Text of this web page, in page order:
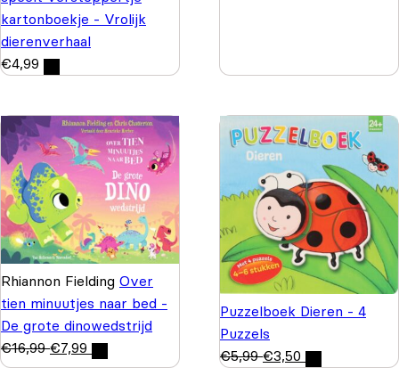
kartonboekje - Vrolijk
dierenverhaal
€4,99
Rhiannon Fielding Over
tien minuutjes naar bed -
De grote dinowedstrijd
€16,99 €7,99
Puzzelboek Dieren - 4
Puzzels
€5,99 €3,50